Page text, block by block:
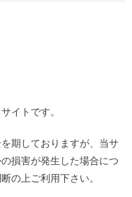
イトです。
期しておりますが、当サ
損害が発生した場合につ
の上ご利用下さい。